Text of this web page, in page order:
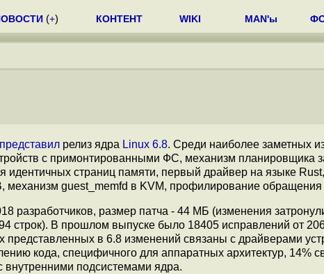
(+) КОНТЕНТ WIKI MAN'ы
представил релиз ядра Linux 6.8. Среди наиболее заметных
с примонтированными ФС, механизм планировщика
идентичных страниц памяти, первый драйвер на языке
механизм guest_memfd в KVM, профилирование
разработчиков, размер патча - 44 МБ (изменения
строк). В прошлом выпуске было 18405 исправлений от
в 6.8 изменений связаны с драйверами
кода, специфичного для аппаратных архитектур, 14%
подсистемами ядра.